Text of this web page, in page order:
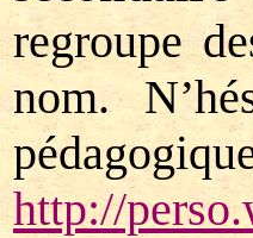
regroupe
nom.
http://